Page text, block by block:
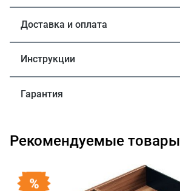
Доставка и оплата
Инструкции
Гарантия
Рекомендуемые товары